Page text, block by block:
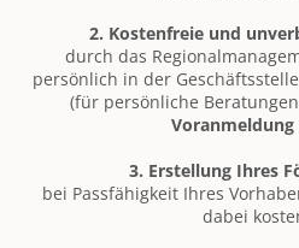
2. Kostenfreie und
durch das
persönlich in der
(für persönliche
Voranmeldung
3. Erstellung Ihres
bei Passfähigkeit Ihres
dabei